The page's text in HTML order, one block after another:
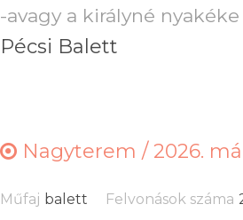
-avagy a királyné nyakéke
Pécsi Balett
Nagyterem /2026.
Műfaj balett Felvonások száma